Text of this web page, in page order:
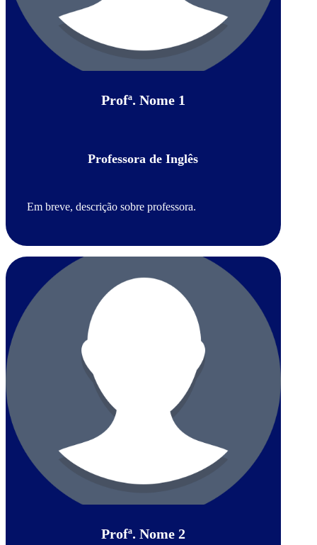
Profª. Nome 1
Professora de Inglês
Em breve, descrição sobre professora.
Profª. Nome 2